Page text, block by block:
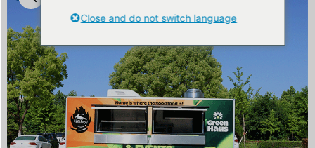
Close and do not switch language